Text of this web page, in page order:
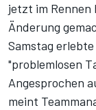
jetzt im Rennen
Änderung
Samstag
"problemlosen
Angesprochen
meint